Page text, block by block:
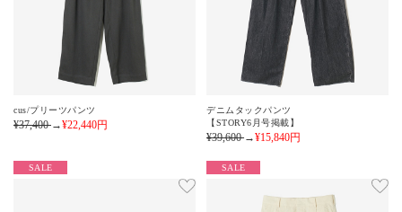
cus/プリーツパンツ
¥37,400→¥22,440円
デニムタックパンツ
【STORY6月号掲載】
¥39,600→¥15,840円
SALE SALE